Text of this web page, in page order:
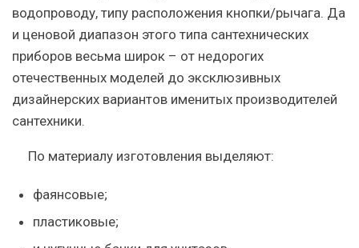
водопроводу, типу расположения кнопки/рычага. Да
и ценовой диапазон этого типа сантехнических
приборов весьма широк – от недорогих
отечественных моделей до эксклюзивных
дизайнерских вариантов именитых производителей
сантехники.
По материалу изготовления выделяют:
фаянсовые;
пластиковые;